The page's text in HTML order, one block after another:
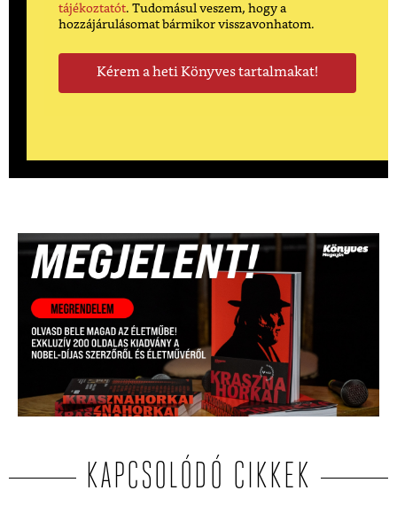
tájékoztatót. Tudomásul veszem, hogy a
hozzájárulásomat bármikor visszavonhatom.
KAPCSOLÓDÓ CIKKEK